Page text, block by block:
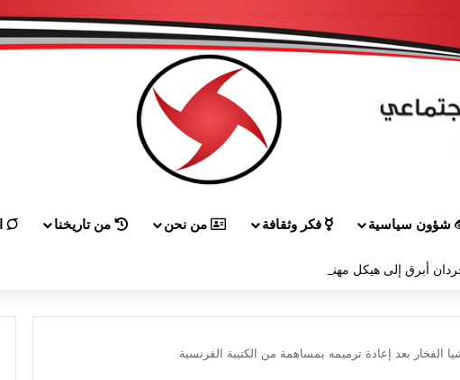
شؤون سياسية فكر وثقافة من نحن من تاريخنا
أبرق إلى هيكل مهنئاً بمناسبة عيد الجيش
الفخار بعد إعادة ترميمه بمساهمة من الكتيبة الفرنسية